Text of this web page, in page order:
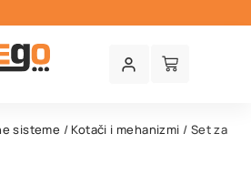
sisteme / Kotači i mehanizmi / Set za